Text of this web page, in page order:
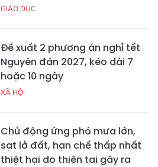
GIÁO DỤC
Đề xuất 2 phương án nghỉ tết
Nguyên đán 2027, kéo dài 7
hoặc 10 ngày
XÃ HỘI
Chủ động ứng phó mưa lớn,
sạt lở đất, hạn chế thấp nhất
thiệt hại do thiên tai gây ra